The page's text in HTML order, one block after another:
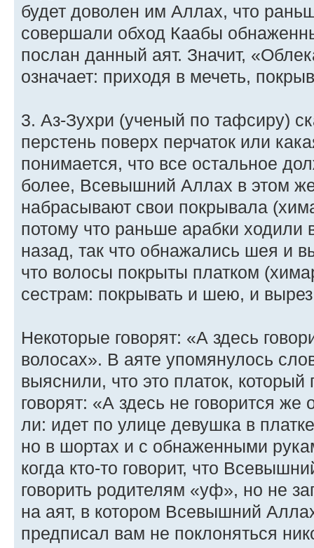
будет доволен им Аллах, что
совершали обход Каабы
послан данный аят. Значит,
означает: приходя в мечеть,
3. Аз-Зухри (ученый по тафсиру)
перстень поверх перчаток или
понимается, что все остальное
более, Всевышний Аллах в этом же
набрасывают свои покрывала
потому что раньше арабки ходили
назад, так что обнажались шея и
что волосы покрыты платком
сестрам: покрывать и шею, и
Некоторые говорят: «А здесь
волосах». В аяте упомянулось
выяснили, что это платок,
говорят: «А здесь не говорится
ли: идет по улице девушка в
но в шортах и с обнаженными
когда кто-то говорит, что
говорить родителям «уф», но не
на аят, в котором Всевышний
предписал вам не поклоняться